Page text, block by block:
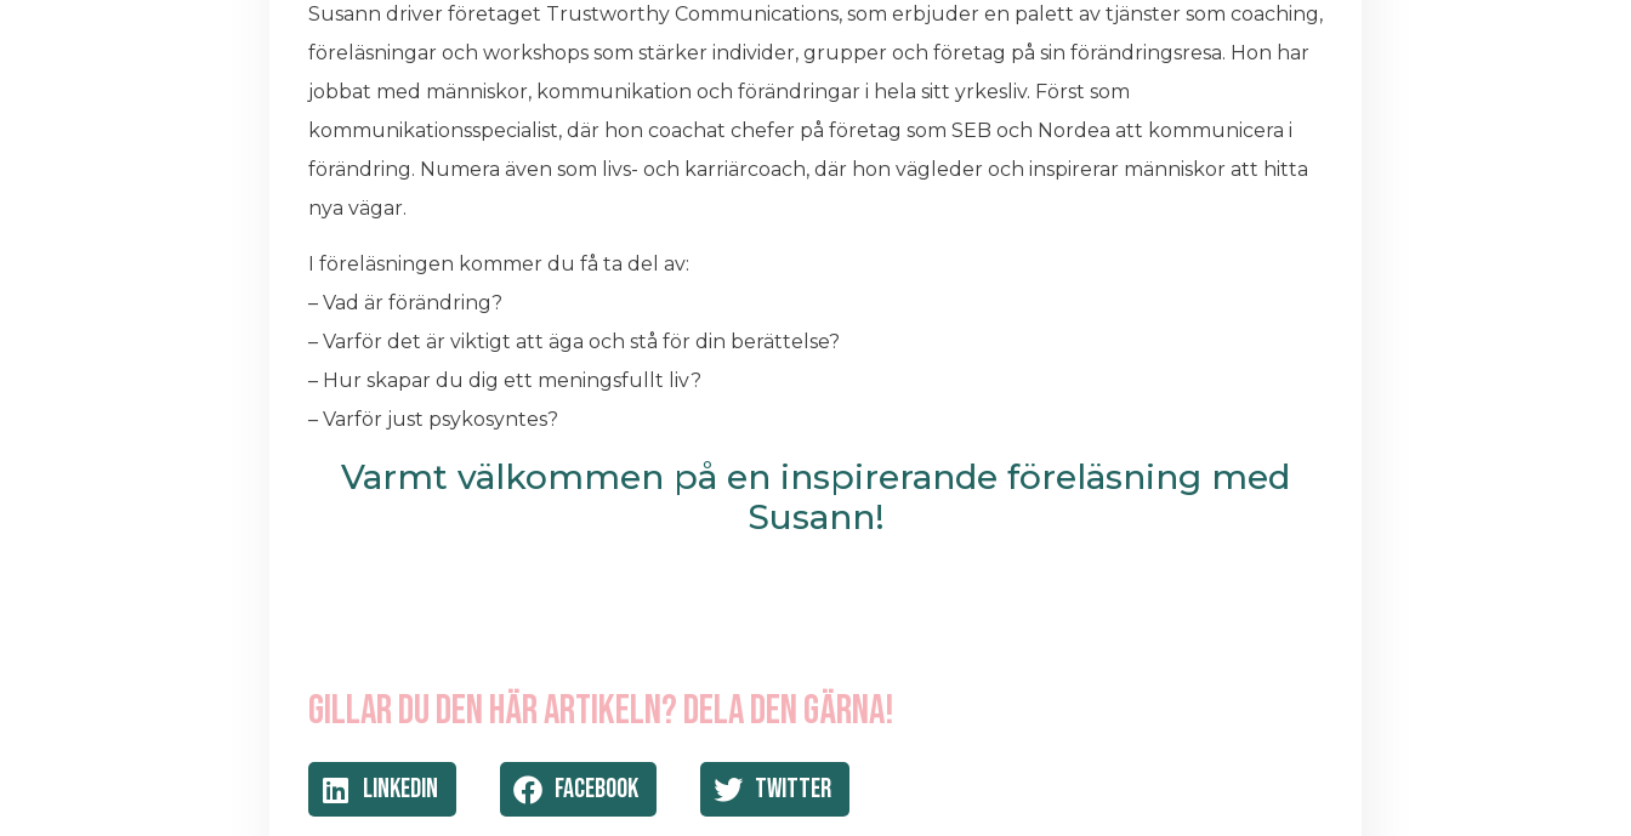
Susann driver företaget Trustworthy Communications, som erbjuder en palett av tjänster som coaching,
föreläsningar och workshops som stärker individer, grupper och företag på sin förändringsresa. Hon har
jobbat med människor, kommunikation och förändringar i hela sitt yrkesliv. Först som
kommunikationsspecialist, där hon coachat chefer på företag som SEB och Nordea att kommunicera i
förändring. Numera även som livs- och karriärcoach, där hon vägleder och inspirerar människor att hitta
nya vägar.
I föreläsningen kommer du få ta del av:
– Vad är förändring?
– Varför det är viktigt att äga och stå för din berättelse?
– Hur skapar du dig ett meningsfullt liv?
– Varför just psykosyntes?
Varmt välkommen på en inspirerande föreläsning med
Susann!
Gillar du den här artikeln? Dela den gärna!
LinkedIn Facebook Twitter